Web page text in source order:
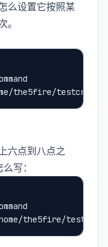
么设置它按照某
。
the5fire/
六点到八点之
写：
the5fire/